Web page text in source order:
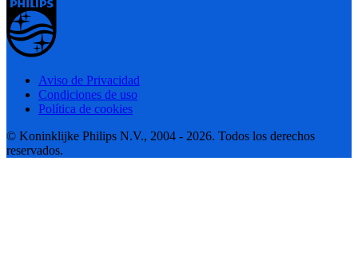
Aviso de Privacidad
Condiciones de uso
Política de cookies
© Koninklijke Philips N.V., 2004 - 2026. Todos los derechos
reservados.